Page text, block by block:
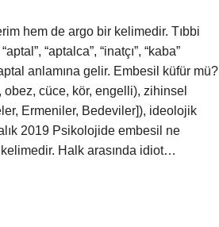
hem de argo bir kelimedir. Tıbbi
“aptalca”, “inatçı”, “kaba”
anlamına gelir. Embesil küfür mü?
cüce, kör, engelli), zihinsel
Ermeniler, Bedeviler]), ideolojik
2019 Psikolojide embesil ne
Halk arasında idiot…